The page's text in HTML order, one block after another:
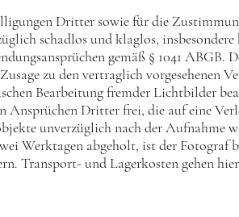
Dritter sowie für die
schadlos und klaglos,
gemäß § 1041 ABGB.
zu den vertraglich vorgesehenen
Bearbeitung fremder Lichtbilder
Dritter frei, die auf eine
unverzüglich nach der Aufnahme
Werktagen abgeholt, ist der Fotograf
Transport- und Lagerkosten gehen